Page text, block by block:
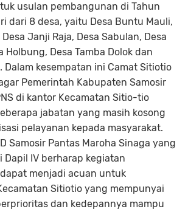
usulan pembangunan di Tahun
dari 8 desa, yaitu Desa Buntu Mauli,
Janji Raja, Desa Sabulan, Desa
Holbung, Desa Tamba Dolok dan
Dalam kesempatan ini Camat Sitiotio
Pemerintah Kabupaten Samosir
di kantor Kecamatan Sitio-tio
jabatan yang masih kosong
pelayanan kepada masyarakat.
Samosir Pantas Maroha Sinaga yang
Dapil IV berharap kegiatan
menjadi acuan untuk
Sitiotio yang mempunyai
dan kedepannya mampu